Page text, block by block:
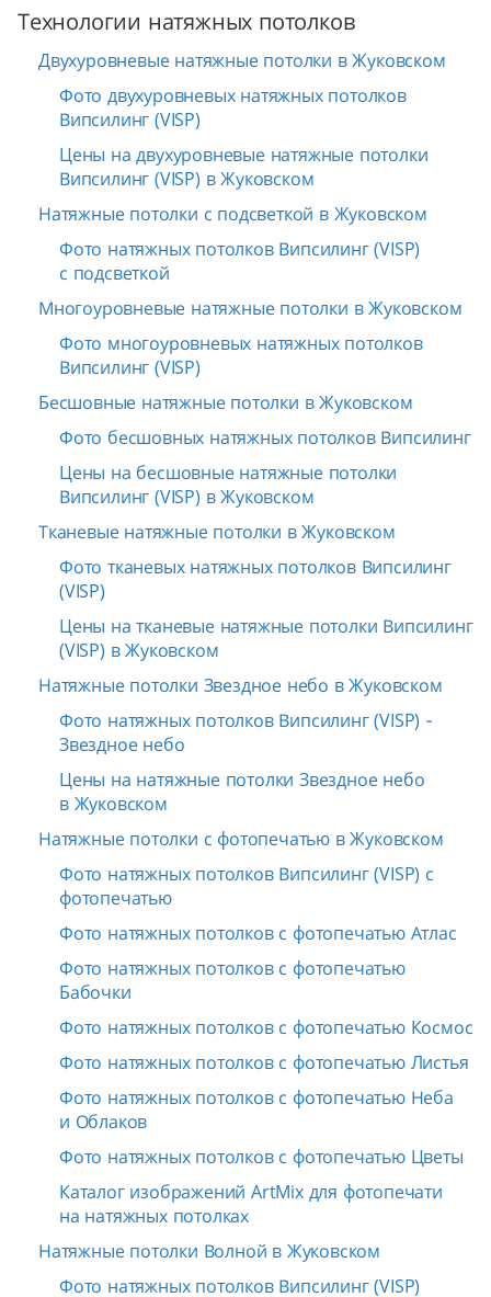
Технологии натяжных потолков
Двухуровневые натяжные потолки в Жуковском
Фото двухуровневых натяжных потолков
Випсилинг (VISP)
Цены на двухуровневые натяжные потолки
Випсилинг (VISP) в Жуковском
Натяжные потолки с подсветкой в Жуковском
Фото натяжных потолков Випсилинг (VISP)
с подсветкой
Многоуровневые натяжные потолки в Жуковском
Фото многоуровневых натяжных потолков
Випсилинг (VISP)
Бесшовные натяжные потолки в Жуковском
Фото бесшовных натяжных потолков Випсилинг
Цены на бесшовные натяжные потолки
Випсилинг (VISP) в Жуковском
Тканевые натяжные потолки в Жуковском
Фото тканевых натяжных потолков Випсилинг
(VISP)
Цены на тканевые натяжные потолки Випсилинг
(VISP) в Жуковском
Натяжные потолки Звездное небо в Жуковском
Фото натяжных потолков Випсилинг (VISP) -
Звездное небо
Цены на натяжные потолки Звездное небо
в Жуковском
Натяжные потолки с фотопечатью в Жуковском
Фото натяжных потолков Випсилинг (VISP) с
фотопечатью
Фото натяжных потолков с фотопечатью Атлас
Фото натяжных потолков с фотопечатью
Бабочки
Фото натяжных потолков с фотопечатью Космос
Фото натяжных потолков с фотопечатью Листья
Фото натяжных потолков с фотопечатью Неба
и Облаков
Фото натяжных потолков с фотопечатью Цветы
Каталог изображений ArtMix для фотопечати
на натяжных потолках
Натяжные потолки Волной в Жуковском
Фото натяжных потолков Випсилинг (VISP)